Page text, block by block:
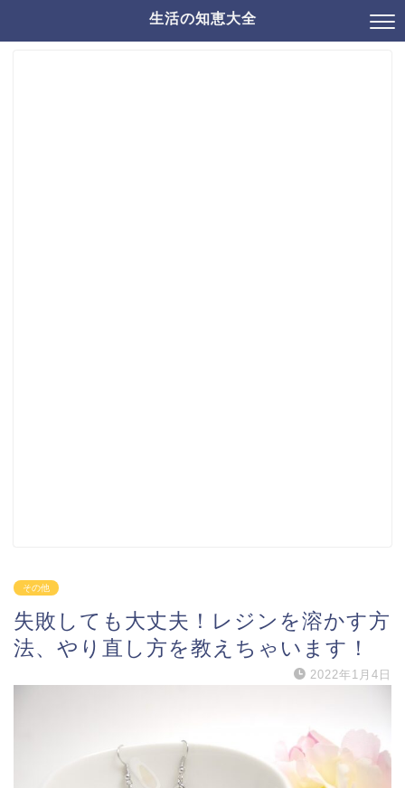
生活の知恵大全
その他
失敗しても大丈夫！レジンを溶かす方
法、やり直し方を教えちゃいます！
2022年1月4日